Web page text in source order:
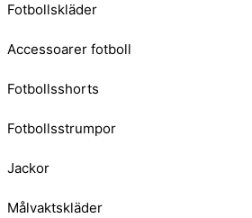
Fotbollskläder
Accessoarer fotboll
Fotbollsshorts
Fotbollsstrumpor
Jackor
Målvaktskläder